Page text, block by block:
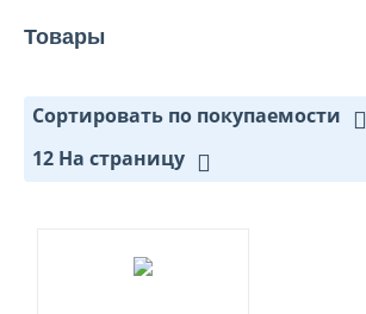
Товары
Сортировать по покупаемости
12 На страницу